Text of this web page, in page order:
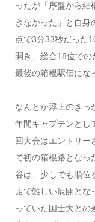
ったが「序盤から結
きなかった」と自身
点で3分33秒だった
開き、総合18位で
最後の箱根駅伝にな
なんとか浮上のきっ
年間キャプテンとし
回大会はエントリー
で初の箱根路となっ
谷は、少しでも順位
走で難しい展開とな
っていた国士大との